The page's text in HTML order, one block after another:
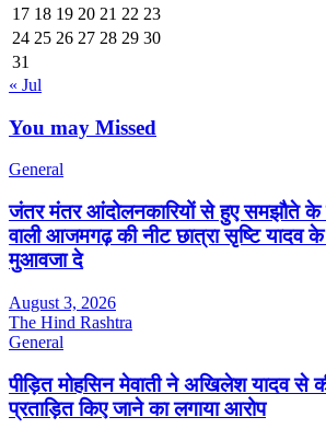
17 18 19 20 21 22 23
24 25 26 27 28 29 30
31
« Jul
You may Missed
General
जंतर मंतर आंदोलनकारियों से हुए समझौते
वाली आजमगढ़ की नीट छात्रा सृष्टि यादव
मुआवजा दे
August 3, 2026
The Hind Rashtra
General
पीड़ित मोहसिन मेवाती ने अखिलेश यादव से
प्रताड़ित किए जाने का लगाया आरोप